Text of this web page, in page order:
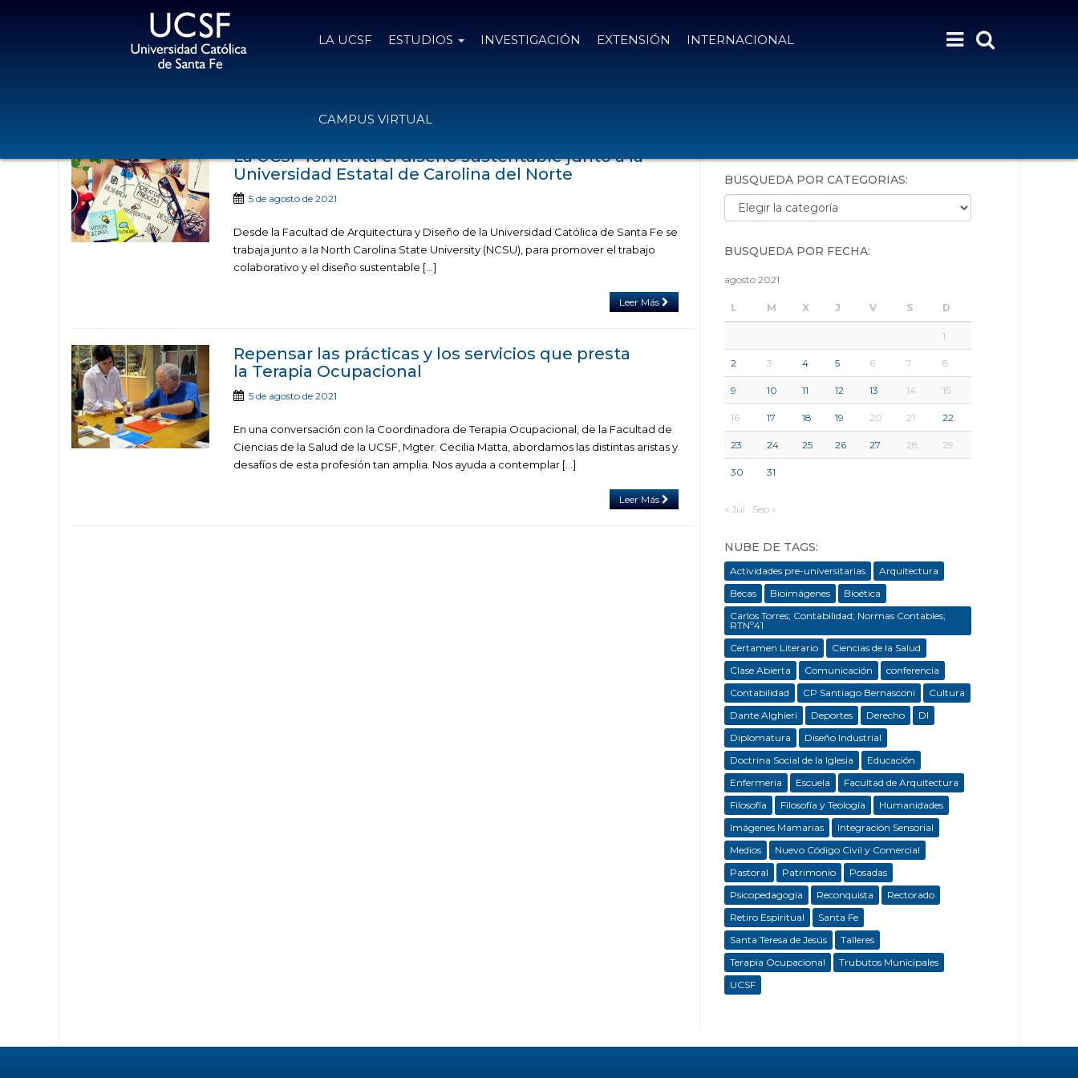
LA UCSF ESTUDIOS INVESTIGACIÓN EXTENSIÓN INTERNACIONAL
CAMPUS VIRTUAL
La UCSF fomenta el diseño sustentable junto a la
Universidad Estatal de Carolina del Norte
5 de agosto de 2021
Desde la Facultad de Arquitectura y Diseño de la Universidad Católica de Santa Fe se
trabaja junto a la North Carolina State University (NCSU), para promover el trabajo
colaborativo y el diseño sustentable […]
Leer Más
Repensar las prácticas y los servicios que presta
la Terapia Ocupacional
5 de agosto de 2021
En una conversación con la Coordinadora de Terapia Ocupacional, de la Facultad de
Ciencias de la Salud de la UCSF, Mgter. Cecilia Matta, abordamos las distintas aristas y
desafíos de esta profesión tan amplia. Nos ayuda a contemplar […]
Leer Más
BÚSQUEDA POR CATEGORÍAS:
Búsqueda por categorías:
BÚSQUEDA POR FECHA:
agosto 2021
L M X J V S D
1
2 3 4 5 6 7 8
9 10 11 12 13 14 15
16 17 18 19 20 21 22
23 24 25 26 27 28 29
30 31
« Jul Sep »
NUBE DE TAGS:
Actividades pre-universitarias
Arquitectura
Becas
Bioimágenes
Bioética
Carlos Torres; Contabilidad; Normas Contables;
RTNº41
Certamen Literario
Ciencias de la Salud
Clase Abierta
Comunicación
conferencia
Contabilidad
CP Santiago Bernasconi
Cultura
Dante Alghieri
Deportes Derecho
DI
Diplomatura
Diseño Industrial
Doctrina Social de la Iglesia
Educación
Enfermeria
Escuela
Facultad de Arquitectura
Filosofía
Filosofía y Teología
Humanidades
Imágenes Mamarias
Integración Sensorial
Medios
Nuevo Código Civil y Comercial
Pastoral
Patrimonio
Posadas
Psicopedagogía
Reconquista
Rectorado
Retiro Espiritual
Santa Fe
Santa Teresa de Jesús
Talleres
Terapia Ocupacional
Trubutos Municipales
UCSF